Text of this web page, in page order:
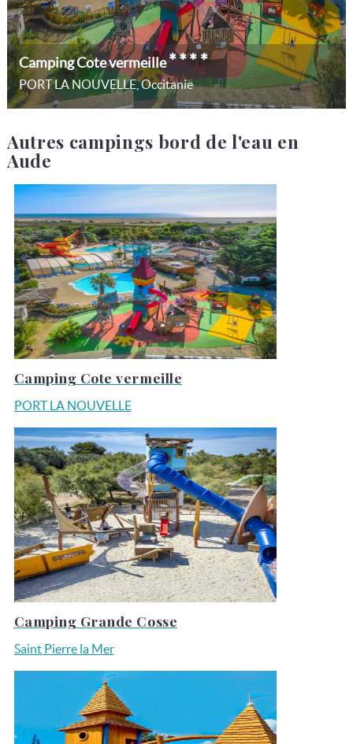
Camping Cote vermeille****
PORT LA NOUVELLE, Occitanie
Autres campings bord de l'eau en
Aude
Camping Cote vermeille
PORT LA NOUVELLE
Camping Grande Cosse
Saint Pierre la Mer